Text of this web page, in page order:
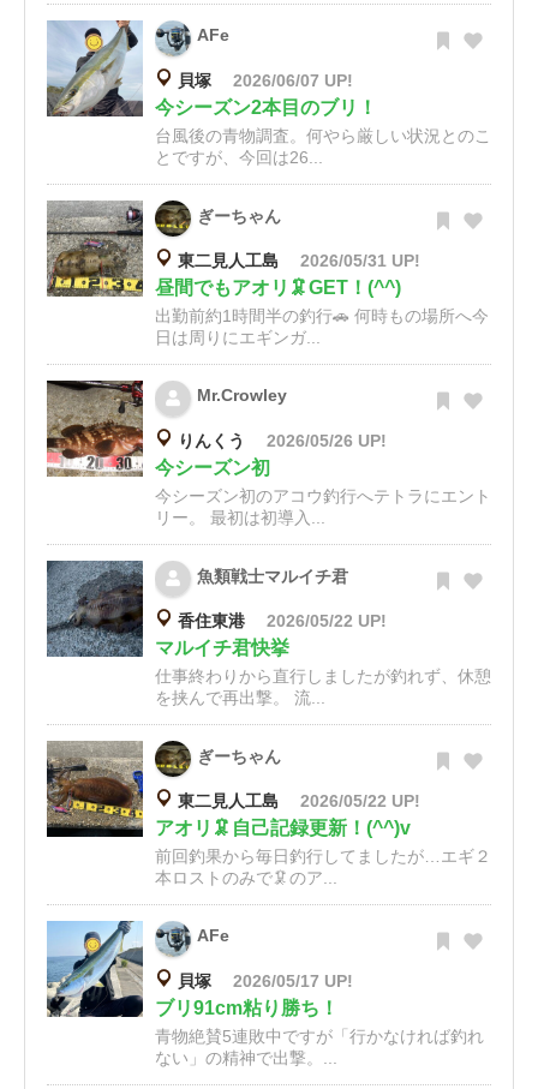
AFe
貝塚 2026/06/07 UP!
今シーズン2本目のブリ！
台風後の青物調査。何やら厳しい状況とのこ
とですが、今回は26...
ぎーちゃん
東二見人工島 2026/05/31 UP!
昼間でもアオリ🦑GET！(^^)
出勤前約1時間半の釣行🚗 何時もの場所へ今
日は周りにエギンガ...
Mr.Crowley
りんくう 2026/05/26 UP!
今シーズン初
今シーズン初のアコウ釣行へテトラにエント
リー。 最初は初導入...
魚類戦士マルイチ君
香住東港 2026/05/22 UP!
マルイチ君快挙
仕事終わりから直行しましたが釣れず、休憩
を挟んで再出撃。 流...
ぎーちゃん
東二見人工島 2026/05/22 UP!
アオリ🦑自己記録更新！(^^)v
前回釣果から毎日釣行してましたが…エギ２
本ロストのみで🦑のア...
AFe
貝塚 2026/05/17 UP!
ブリ91cm粘り勝ち！
青物絶賛5連敗中ですが「行かなければ釣れ
ない」の精神で出撃。...